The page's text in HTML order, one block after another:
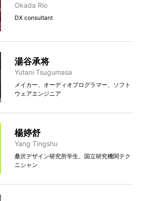
Okada Rio
DX consultant
湯谷承将
Yutani Tsugumasa
メイカー、オーディオプログラマー、ソフト
ウェアエンジニア
楊婷舒
Yang Tingshu
桑沢デザイン研究所学生、国立研究機関テク
ニシャン